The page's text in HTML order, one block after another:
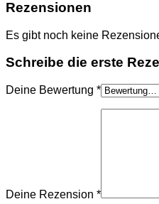
Rezensionen
Es gibt noch keine
Schreibe die erste
Deine Bewertung *
Deine Rezension *